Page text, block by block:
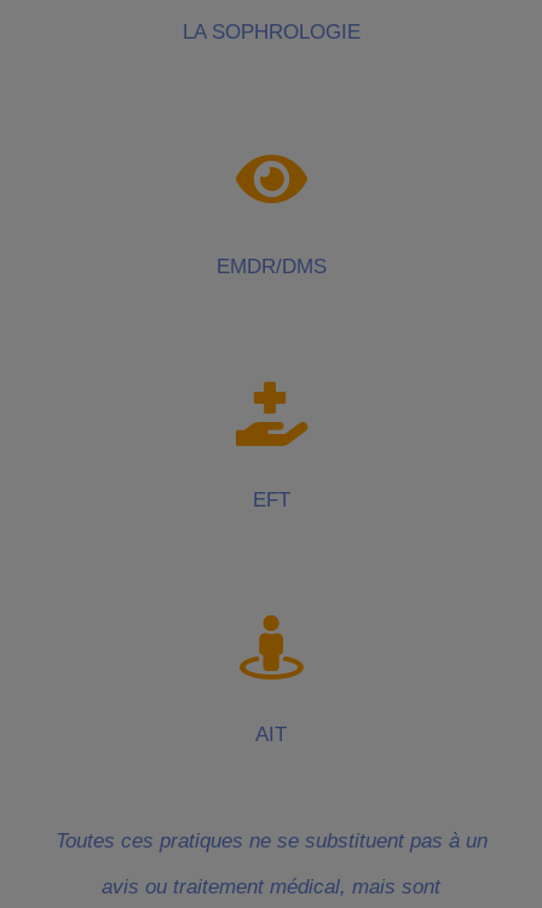
LA SOPHROLOGIE
EMDR/DMS
EFT
AIT
Toutes ces pratiques ne se substituent pas à un
avis ou traitement médical, mais sont